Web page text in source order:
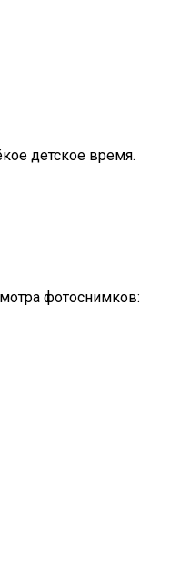
детское время.
фотоснимков: